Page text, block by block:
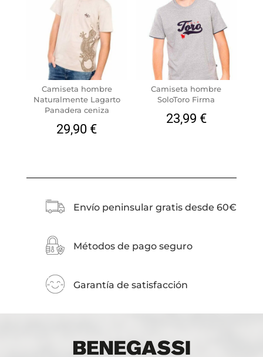
Camiseta hombre
Naturalmente Lagarto
Panadera ceniza
29,90 €
Camiseta hombre
SoloToro Firma
23,99 €
Envío peninsular gratis desde 60€
Métodos de pago seguro
Garantía de satisfacción